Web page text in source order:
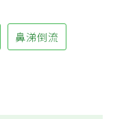
鼻涕倒流